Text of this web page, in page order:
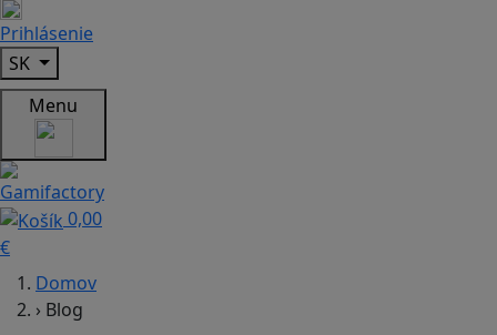
Prihlásenie
SK
Menu
0,00
€
Domov
› Blog